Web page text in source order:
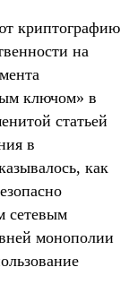
криптографию
на
ключом» в
статьей
в
как
сетевым
монополии